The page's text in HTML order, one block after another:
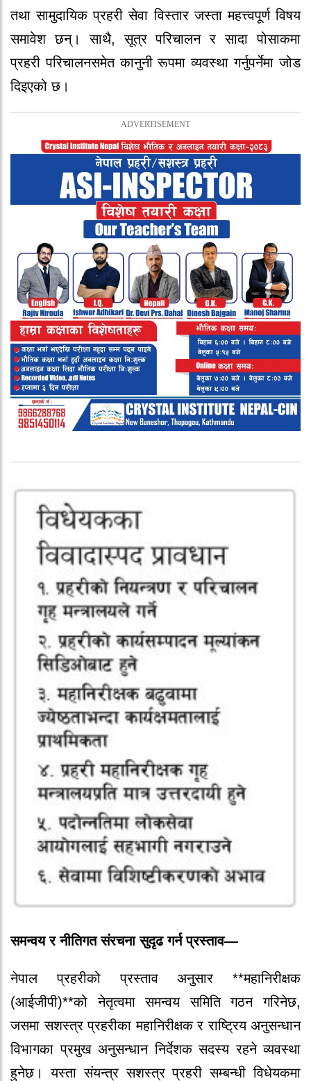
तथा सामुदायिक प्रहरी सेवा विस्तार जस्ता महत्त्वपूर्ण विषय
समावेश छन्। साथै, सूत्र परिचालन र सादा पोसाकमा
प्रहरी परिचालनसमेत कानुनी रूपमा व्यवस्था गर्नुपर्नेमा जोड
दिइएको छ।
समन्वय र नीतिगत संरचना सुदृढ गर्न प्रस्ताव—
नेपाल प्रहरीको प्रस्ताव अनुसार **महानिरीक्षक
(आईजीपी)**को नेतृत्वमा समन्वय समिति गठन गरिनेछ,
जसमा सशस्त्र प्रहरीका महानिरीक्षक र राष्ट्रिय अनुसन्धान
विभागका प्रमुख अनुसन्धान निर्देशक सदस्य रहने व्यवस्था
हुनेछ। यस्ता संयन्त्र सशस्त्र प्रहरी सम्बन्धी विधेयकमा